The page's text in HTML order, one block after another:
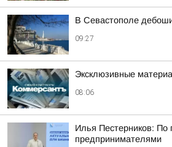
В Севастополе
09:27
Эксклюзивные
08:06
Илья Пестерников: По
предпринимателями